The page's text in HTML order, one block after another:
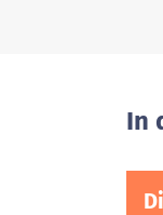
In